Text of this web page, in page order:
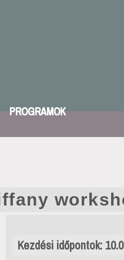
PROGRAMOK
Kezdési időpontok: